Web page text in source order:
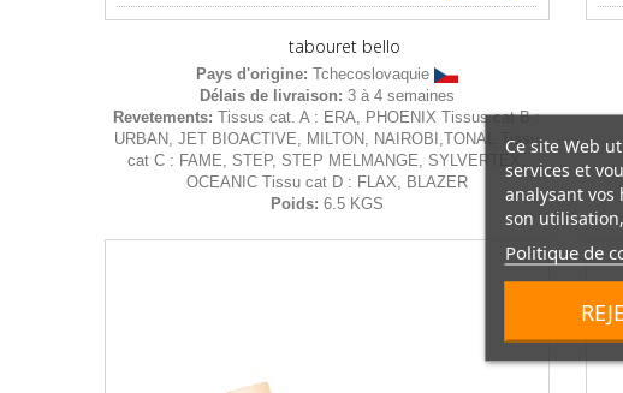
tabouret bello
Pays d'origine: Tchecoslovaquie
Délais de livraison: 3 à 4 semaines
Revetements: Tissus cat. A : ERA, PHOENIX Tissus cat B :
URBAN, JET BIOACTIVE, MILTON, NAIROBI,TONAL Tissu
cat C : FAME, STEP, STEP MELMANGE, SYLVERTEX,
OCEANIC Tissu cat D : FLAX, BLAZER
Poids: 6.5 KGS
Ce site Web
services et
analysant
son
Politique de